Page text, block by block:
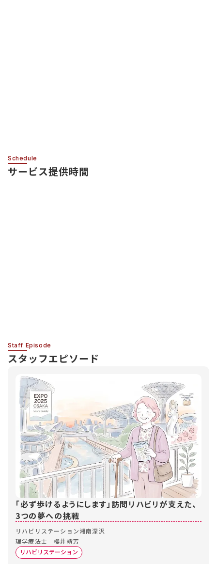
Schedule
サービス提供時間
Staff Episode
スタッフエピソード
「必ず歩けるようにします」訪問リハビリが支えた、
3つの夢への挑戦
リハビリステーション湘南深沢
理学療法士 櫻井靖芳
リハビリステーション